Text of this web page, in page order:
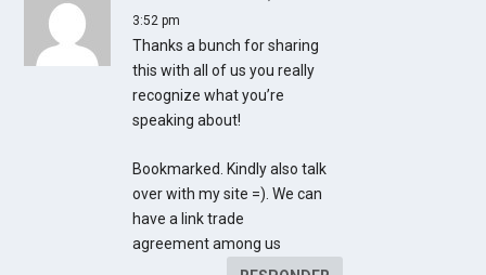
3:52 pm
Thanks a bunch for sharing
this with all of us you really
recognize what you’re
speaking about!
Bookmarked. Kindly also talk
over with my site =). We can
have a link trade
agreement among us